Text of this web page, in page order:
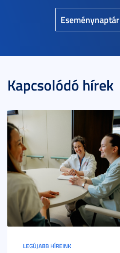
Eseménynaptár
Kapcsolódó hírek
LEGÚJABB HÍREINK